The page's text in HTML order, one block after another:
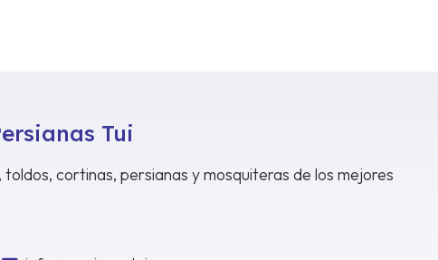
Tui
cortinas, persianas y mosquiteras de los mejores